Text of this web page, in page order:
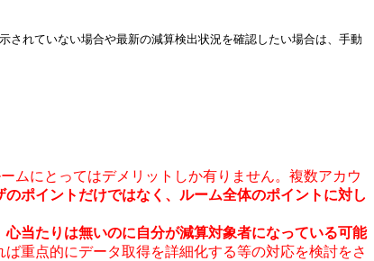
されていない場合や最新の減算検出状況を確認したい場合は、手動
ムにとってはデメリットしか有りません。複数アカウ
のポイントだけではなく、ルーム全体のポイントに対し
心当たりは無いのに自分が減算対象者になっている可能
重点的にデータ取得を詳細化する等の対応を検討をさ